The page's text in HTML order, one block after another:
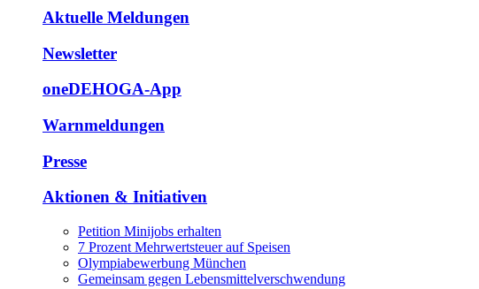
Aktuelle Meldungen
Newsletter
oneDEHOGA-App
Warnmeldungen
Presse
Aktionen & Initiativen
Petition Minijobs erhalten
7 Prozent Mehrwertsteuer auf Speisen
Olympiabewerbung München
Gemeinsam gegen Lebensmittelverschwendung